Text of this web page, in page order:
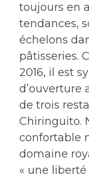
toujours en
tendances,
échelons
pâtisseries.
2016, il est
d’ouverture
de trois
Chiringuito.
confortable
domaine
« une